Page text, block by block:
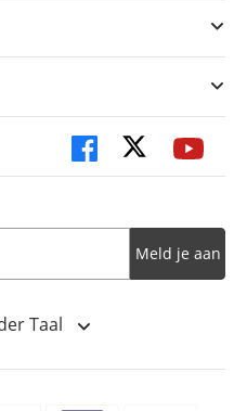
Taal
Meld je aan